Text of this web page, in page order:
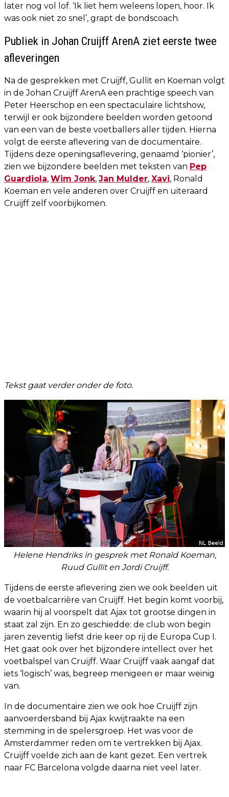
later nog vol lof. ‘Ik liet hem weleens lopen, hoor. Ik
was ook niet zo snel’, grapt de bondscoach.
Publiek in Johan Cruijff ArenA ziet eerste twee
afleveringen
Na de gesprekken met Cruijff, Gullit en Koeman volgt
in de Johan Cruijff ArenA een prachtige speech van
Peter Heerschop en een spectaculaire lichtshow,
terwijl er ook bijzondere beelden worden getoond
van een van de beste voetballers aller tijden. Hierna
volgt de eerste aflevering van de documentaire.
Tijdens deze openingsaflevering, genaamd ‘pionier’,
zien we bijzondere beelden met teksten van Pep
Guardiola, Wim Jonk, Jan Mulder, Xavi, Ronald
Koeman en vele anderen over Cruijff en uiteraard
Cruijff zelf voorbijkomen.
Tekst gaat verder onder de foto.
Helene Hendriks in gesprek met Ronald Koeman,
Ruud Gullit en Jordi Cruijff.
Tijdens de eerste aflevering zien we ook beelden uit
de voetbalcarrière van Cruijff. Het begin komt voorbij,
waarin hij al voorspelt dat Ajax tot grootse dingen in
staat zal zijn. En zo geschiedde: de club won begin
jaren zeventig liefst drie keer op rij de Europa Cup I.
Het gaat ook over het bijzondere intellect over het
voetbalspel van Cruijff. Waar Cruijff vaak aangaf dat
iets ‘logisch’ was, begreep menigeen er maar weinig
van.
In de documentaire zien we ook hoe Cruijff zijn
aanvoerdersband bij Ajax kwijtraakte na een
stemming in de spelersgroep. Het was voor de
Amsterdammer reden om te vertrekken bij Ajax.
Cruijff voelde zich aan de kant gezet. Een vertrek
naar FC Barcelona volgde daarna niet veel later.